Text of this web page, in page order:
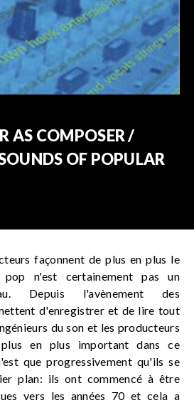
AS COMPOSER /
OF POPULAR
façonnent de plus en plus le
n'est certainement pas un
Depuis l'avènement des
d'enregistrer et de lire tout
du son et les producteurs
en plus important dans ce
que progressivement qu'ils se
plan: ils ont commencé à être
vers les années 70 et cela a